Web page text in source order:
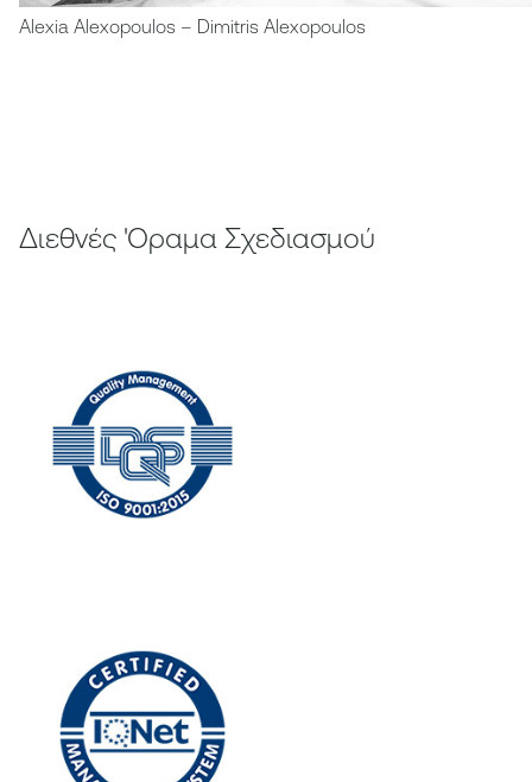
Alexia Alexopoulos – Dimitris Alexopoulos
Διεθνές 'Οραμα Σχεδιασμού